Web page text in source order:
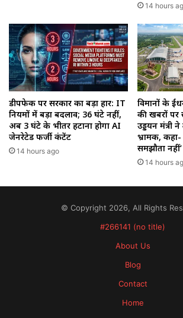
14 hours
डीपफेक पर सरकार का बड़ा प्रहार: IT
नियमों में बड़ा बदलाव; 36 घंटे नहीं,
अब 3 घंटे के भीतर हटाना होगा AI
जेनरेटेड फर्जी कंटेंट
14 hours ago
विमानों के
की खबरों पर
उड्डयन मंत्री
भ्रामक, कहा-
समझौता नहीं’
14 hours
© Copyright 2026, All Rights
#266141 (no title)
About Us
Blog
Contact
Home